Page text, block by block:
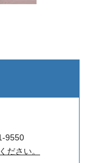
9550
ださい。